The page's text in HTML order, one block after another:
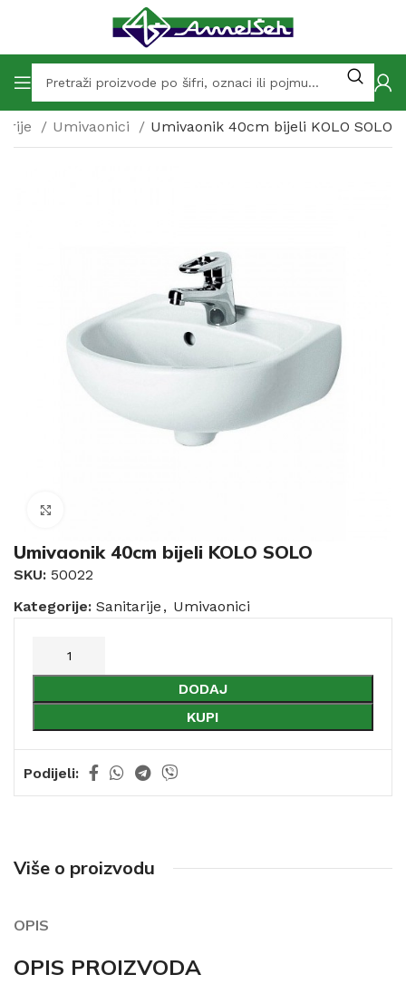
Umivaonici Umivaonik 40cm bijeli KOLO SOLO
Umivaonik 40cm bijeli KOLO SOLO
SKU: 50022
Kategorije: Sanitarije , Umivaonici
DODAJ
KUPI
Podijeli:
Više o proizvodu
OPIS
OPIS PROIZVODA